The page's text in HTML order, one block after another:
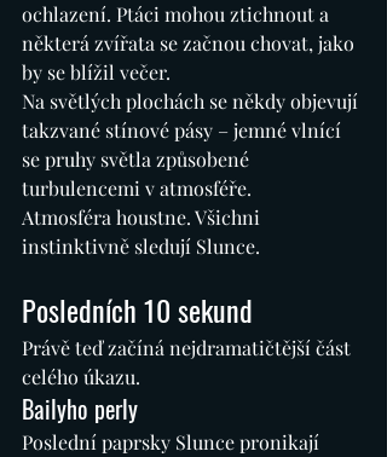
ochlazení. Ptáci mohou ztichnout a
některá zvířata se začnou chovat, jako
by se blížil večer.
Na světlých plochách se někdy objevují
takzvané stínové pásy – jemné vlnící
se pruhy světla způsobené
turbulencemi v atmosféře.
Atmosféra houstne. Všichni
instinktivně sledují Slunce.
Posledních 10 sekund
Právě teď začíná nejdramatičtější část
celého úkazu.
Bailyho perly
Poslední paprsky Slunce pronikají